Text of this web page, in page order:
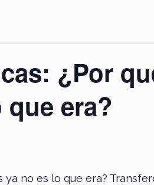
¿Por
era?
no es lo que era?